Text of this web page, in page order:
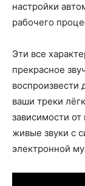
настройки
рабочего
Эти все
прекрасное
воспроизвести
ваши треки
зависимости
живые звуки с
электронной